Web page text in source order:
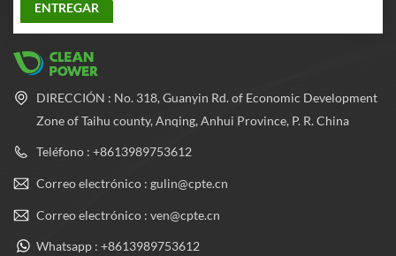
DIRECCIÓN : No. 318, Guanyin Rd. of Economic Development
Zone of Taihu county, Anqing, Anhui Province, P. R. China
Teléfono : +8613989753612
Correo electrónico : gulin@cpte.cn
Correo electrónico : ven@cpte.cn
Whatsapp : +8613989753612